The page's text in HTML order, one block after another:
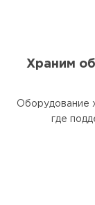
Храним
Оборудование
где